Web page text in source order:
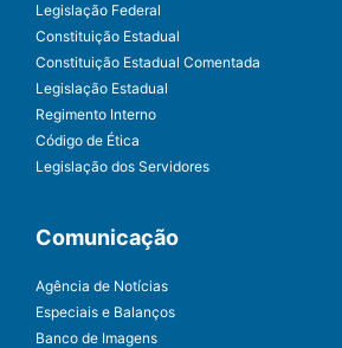
Legislação Federal
Constituição Estadual
Constituição Estadual Comentada
Legislação Estadual
Regimento Interno
Código de Ética
Legislação dos Servidores
Comunicação
Agência de Notícias
Especiais e Balanços
Banco de Imagens